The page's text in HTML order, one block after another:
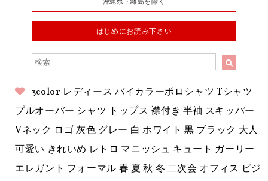
はじめにお読み下さい
3color レディース バイカラーポロシャツ Tシャツ
プルオーバー シャツ トップス 襟付き 半袖 スキッパー
Vネック ロゴ 灰色 グレー 白 ホワイト 黒 ブラック 大人
可愛い きれいめ レトロ マニッシュ キュート ガーリー
エレガント フォーマル 春 夏 秋 冬 二次会 オフィス ビジ